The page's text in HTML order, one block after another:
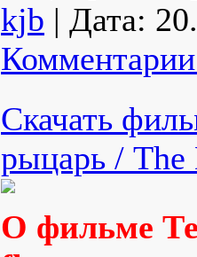
kjb | Дата:
Скачать
рыцарь /
О фильме